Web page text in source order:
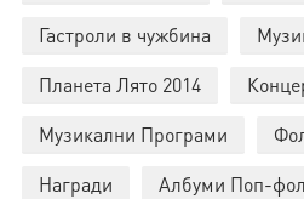
Гастроли в чужбина
Планета Лято 2014
Музикални Програми
Награди
Албуми Поп-